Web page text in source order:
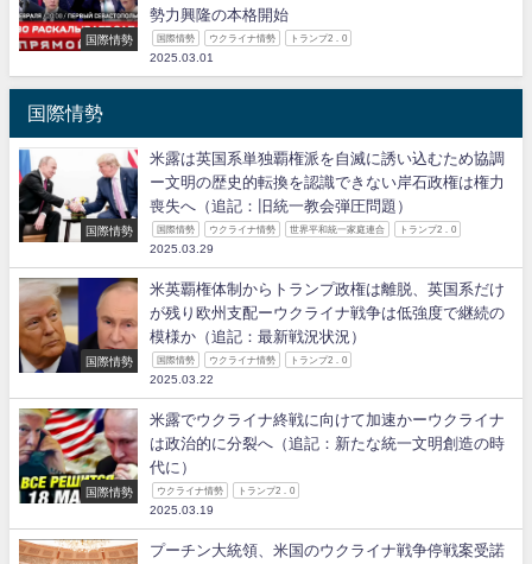
国際情勢
勢力興隆の本格開始
国際情勢 ウクライナ情勢 トランプ2．0
2025.03.01
国際情勢
国際情勢
米露は英国系単独覇権派を自滅に誘い込むため協調
ー文明の歴史的転換を認識できない岸石政権は権力
喪失へ（追記：旧統一教会弾圧問題）
国際情勢 ウクライナ情勢 世界平和統一家庭連合 トランプ2．0
2025.03.29
国際情勢
米英覇権体制からトランプ政権は離脱、英国系だけ
が残り欧州支配ーウクライナ戦争は低強度で継続の
模様か（追記：最新戦況状況）
国際情勢 ウクライナ情勢 トランプ2．0
2025.03.22
国際情勢
米露でウクライナ終戦に向けて加速かーウクライナ
は政治的に分裂へ（追記：新たな統一文明創造の時
代に）
ウクライナ情勢 トランプ2．0
2025.03.19
プーチン大統領、米国のウクライナ戦争停戦案受諾